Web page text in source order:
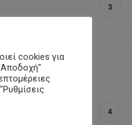
cookies για